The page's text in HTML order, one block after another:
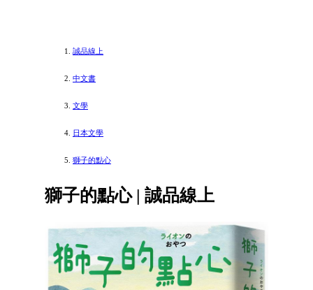
誠品線上
中文書
文學
日本文學
獅子的點心
獅子的點心 | 誠品線上